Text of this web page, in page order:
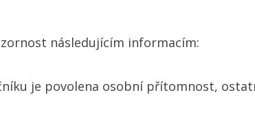
následujícím informacím:
je povolena osobní přítomnost,